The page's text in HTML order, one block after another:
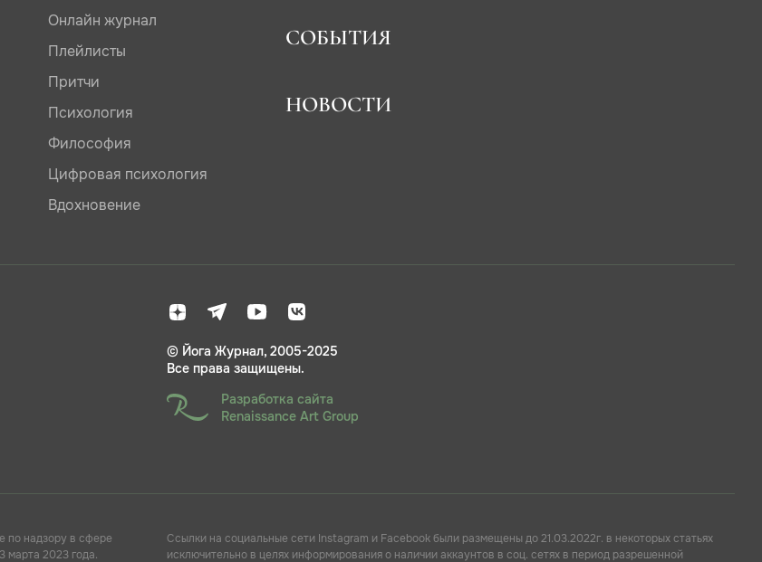
Онлайн журнал
Плейлисты
Притчи
Психология
Философия
Цифровая психология
Вдохновение
СОБЫТИЯ
НОВОСТИ
© Йога Журнал, 2005-2025
Все права защищены.
Разработка сайта
Renaissance Art Group
по надзору в сфере
марта 2023 года.
Ссылки на социальные сети Instagram и Facebook были размещены до 21.03.2022г. в некоторых статьях
исключительно в целях информирования о наличии аккаунтов в соц. сетях в период разрешенной